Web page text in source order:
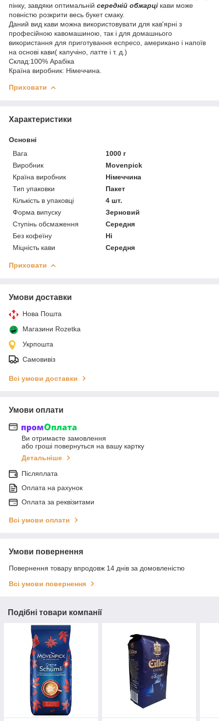
пінку, завдяки оптимальній середній обжарці кави може
повністю розкрити весь букет смаку.
Даний вид кави можна використовувати для кав'ярні з
професійною кавомашиною, так і для домашнього
використання для приготування еспресо, американо і напоїв
на основі кави( капучіно, латте і т. д.)
Склад:100% Арабіка
Країна виробник: Німеччина.
Приховати
Характеристики
Основні
Вага
1000 г
Виробник
Movenpick
Країна виробник
Німеччина
Тип упаковки
Пакет
Кількість в упаковці
4 шт.
Форма випуску
Зерновий
Ступінь обсмаження
Середня
Без кофеїну
Ні
Міцність кави
Середня
Приховати
Умови доставки
Нова Пошта
Магазини Rozetka
Укрпошта
Самовивіз
Всі умови доставки
Умови оплати
Ви отримаєте замовлення
або гроші повернуться на вашу картку
Детальніше
Післяплата
Оплата на рахунок
Оплата за реквізитами
Всі умови оплати
Умови повернення
Повернення товару впродовж 14 днів за домовленістю
Всі умови повернення
Подібні товари компанії